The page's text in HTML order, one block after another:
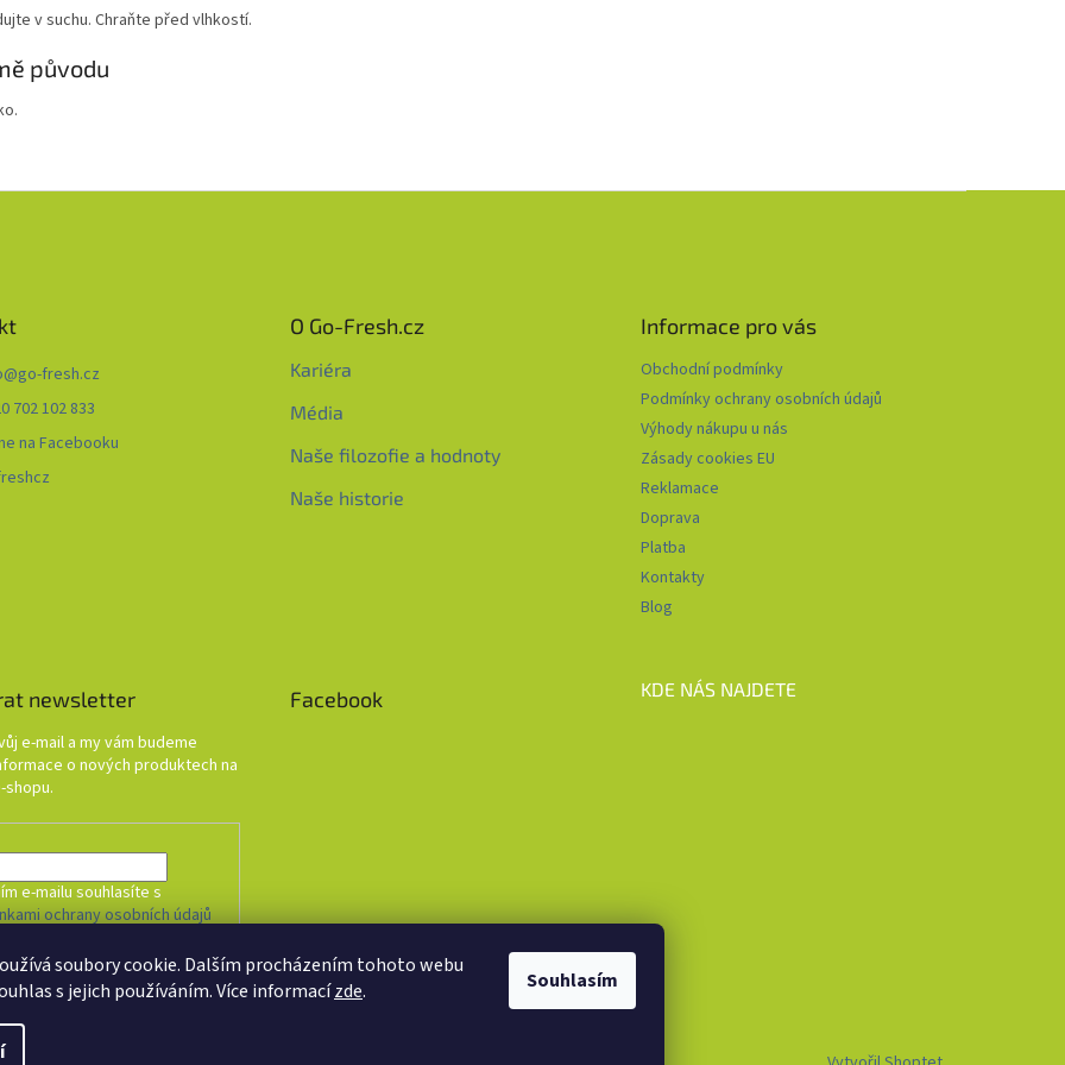
soubory cookie. Dalším procházením tohoto webu
s jejich používáním. Více informacízde. Souhlasím
v suchu. Chraňte před vlhkostí.
původu
@go-fresh.cz
702 102 833
na Facebooku
O Go-Fresh.cz
Kariéra
Média
Naše filozofie a hodnoty
Naše historie
Informace pro vás
Obchodní podmínky
Podmínky ochrany osobních údajů
Výhody nákupu u nás
Zásady cookies EU
Reklamace
Doprava
Platba
Kontakty
Blog
newsletter
e-mail a my vám budeme
o nových produktech na
shopu.
e-mailu souhlasíte s
ochrany osobních údajů
SE
Facebook KDE NÁS NAJDETE